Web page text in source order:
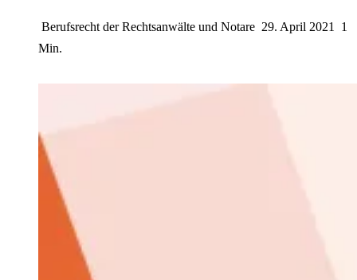
Berufsrecht der Rechtsanwälte und Notare 29. April 2021
1
Min.